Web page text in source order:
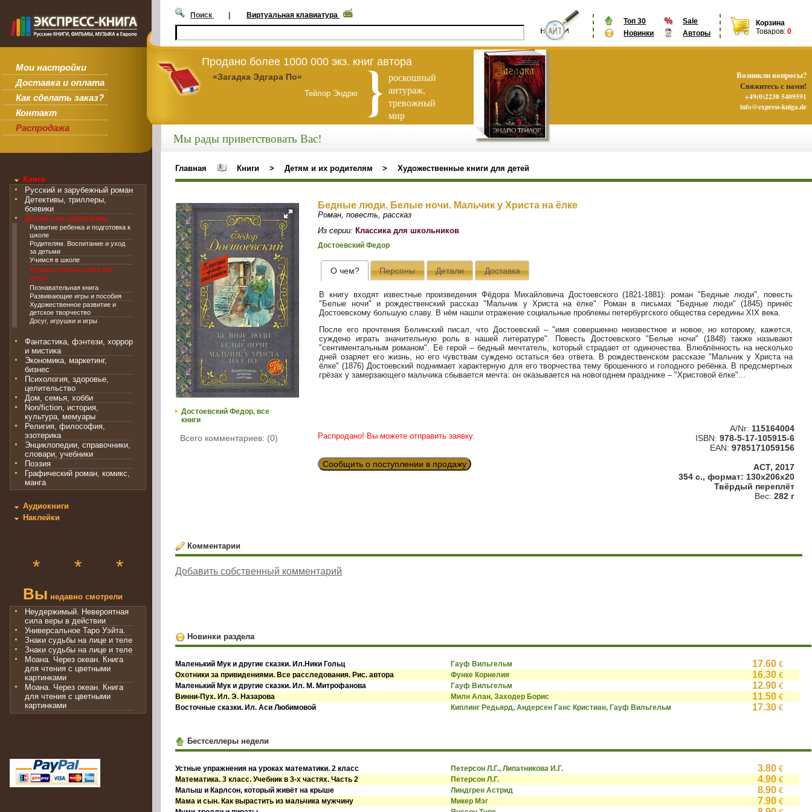
Мои настройки
Доставка и оплата
Как сделать заказ?
Контакт
Распродажа
Топ 30
Sale
Новинки
Авторы
Корзина
Товаров: 0
Поиск | Виртуальная клавиатура
Продано более 1000 000 экз. книг автора
«Загадка Эдгара По»
Тейлор Эндрю
роскошный
антураж,
тревожный
мир
Книги
Русский и зарубежный роман
Детективы, триллеры,
боевики
Детям и их родителям
Развитие ребенка и подготовка к
школе
Родителям. Воспитание и уход
за детьми
Учимся в школе
Художественные книги для
детей
Познавательная книга
Развивающие игры и пособия
Художественное развитие и
детское творчество
Досуг, игрушки и игры
Фантастика, фэнтези, хоррор
и мистика
Экономика, маркетинг,
бизнес
Психология, здоровье,
целительство
Дом, семья, хобби
Non/fiction, история,
культура, мемуары
Религия, философия,
эзотерика
Энциклопедии, справочники,
словари, учебники
Поэзия
Графический роман, комикс,
манга
Аудиокниги
Наклейки
* * *
Вы недавно смотрели
Неудержимый. Невероятная
сила веры в действии
Универсальное Таро Уэйта.
Знаки судьбы на лице и теле
Знаки судьбы на лице и теле
Моана. Через океан. Книга
для чтения с цветными
картинками
Моана. Через океан. Книга
для чтения с цветными
картинками
Мы рады приветствовать Вас!
Главная Книги > Детям и их родителям > Художественные книги для детей
Достоевский Федор, все
книги
Всего комментариев: (0)
Бедные люди. Белые ночи. Мальчик у Христа на ёлке
Роман, повесть, рассказ
Из серии: Классика для школьников
Достоевский Федор
О чем? Персоны Детали Доставка
В книгу входят известные произведения Фёдора Михайловича Достоевского (1821-1881): роман "Бедные люди", повесть
"Белые ночи" и рождественский рассказ "Мальчик у Христа на ёлке". Роман в письмах "Бедные люди" (1845) принёс
Достоевскому большую славу. В нём нашли отражение социальные проблемы петербургского общества середины XIX века.
После его прочтения Белинский писал, что Достоевский – "имя совершенно неизвестное и новое, но которому, кажется,
суждено играть значительную роль в нашей литературе". Повесть Достоевского "Белые ночи" (1848) также называют
"сентиментальным романом". Её герой – бедный мечтатель, который страдает от одиночества. Влюблённость на несколько
дней озаряет его жизнь, но его чувствам суждено остаться без ответа. В рождественском рассказе "Мальчик у Христа на
ёлке" (1876) Достоевский поднимает характерную для его творчества тему брошенного и голодного ребёнка. В предсмертных
грёзах у замерзающего мальчика сбывается мечта: он оказывается на новогоднем празднике – "Христовой ёлке"...
Распродано! Вы можете отправить заявку.
Сообщить о поступлении в продажу
A/Nr: 115164004
ISBN: 978-5-17-105915-6
EAN: 9785171059156
АСТ, 2017
354 с., формат: 130x206x20
Твёрдый переплёт
Вес: 282 г
Комментарии
Добавить собственный комментарий
Новинки раздела
Маленький Мук и другие сказки. Ил.Ники Гольц Гауф Вильгельм 17.60 €
Охотники за привидениями. Все расследования. Рис. автора Функе Корнелия 16.30 €
Маленький Мук и другие сказки. Ил. М. Митрофанова Гауф Вильгельм 12.90 €
Винни-Пух. Ил. Э. Назарова Милн Алан, Заходер Борис 11.50 €
Восточные сказки. Ил. Аси Любимовой Киплинг Редьярд, Андерсен Ганс Кристиан, Гауф Вильгельм 17.30 €
Бестселлеры недели
Устные упражнения на уроках математики. 2 класс Петерсон Л.Г., Липатникова И.Г. 3.80 €
Математика. 3 класс. Учебник в 3-х частях. Часть 2 Петерсон Л.Г. 4.90 €
Малыш и Карлсон, который живёт на крыше Линдгрен Астрид 8.90 €
Мама и сын. Как вырастить из мальчика мужчину Микер Мэг 7.90 €
Возникли вопросы?
Свяжитесь с нами!
+49(0)2238 5409591
info@express-kniga.de